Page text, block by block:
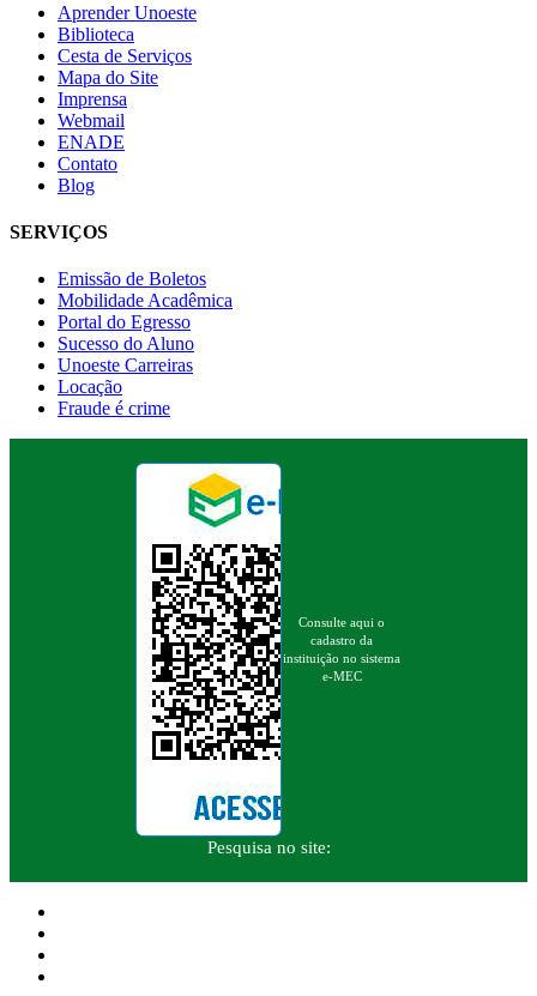
Aprender Unoeste
Biblioteca
Cesta de Serviços
Mapa do Site
Imprensa
Webmail
ENADE
Contato
Blog
SERVIÇOS
Emissão de Boletos
Mobilidade Acadêmica
Portal do Egresso
Sucesso do Aluno
Unoeste Carreiras
Locação
Fraude é crime
Consulte aqui o
cadastro da
instituição no sistema
e-MEC
Pesquisa no site: